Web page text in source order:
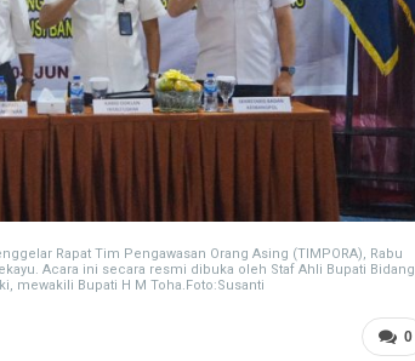
Rapat Tim Pengawasan Orang Asing (TIMPORA), Rabu
Acara ini secara resmi dibuka oleh Staf Ahli Bupati Bidang
mewakili Bupati H M Toha.Foto:Susanti
0